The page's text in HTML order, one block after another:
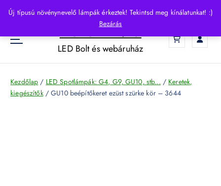
Új típusú növénynevelő lámpák érkeztek! Tekintsd meg kínálatunkat! :)
Bezárás
p
o
HelloLED.hu
LED Bolt és webáruház
Kezdőlap / LED Spotlámpák: G4, G9, GU10, stb... / Keretek,
kiegészítők/ GU10 beépítőkeret ezüst szürke kör – 3644